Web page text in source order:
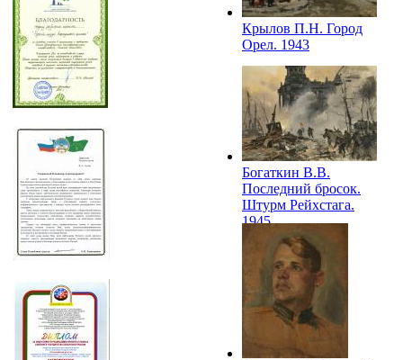
Крылов П.Н. Город
Орел. 1943
Богаткин В.В.
Последний бросок.
Штурм Рейхстага.
1945